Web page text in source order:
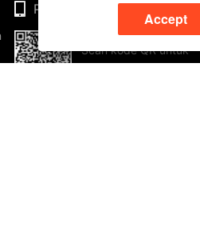
Accept
Phone
Scan kode QR untuk
mengunduh sekarang!